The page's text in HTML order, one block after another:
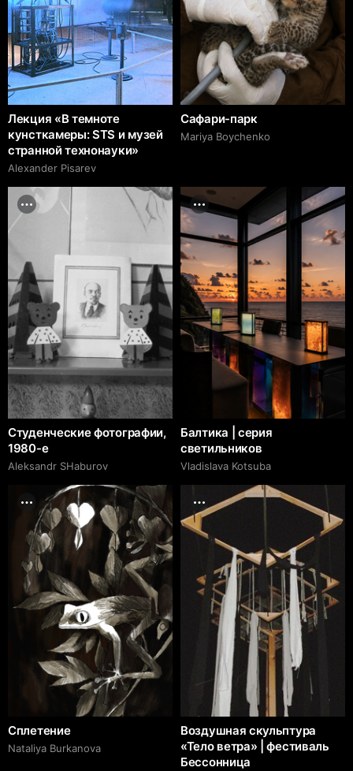
Лекция «В темноте
кунсткамеры: STS и музей
странной технонауки»
Alexander Pisarev
Сафари-парк
Mariya Boychenko
Студенческие фотографии,
1980-е
Аleksandr SHaburov
Балтика | серия
светильников
Vladislava Kotsuba
Сплетение
Nataliya Burkanova
Воздушная скульптура
«Тело ветра» | фестиваль
Бессонница